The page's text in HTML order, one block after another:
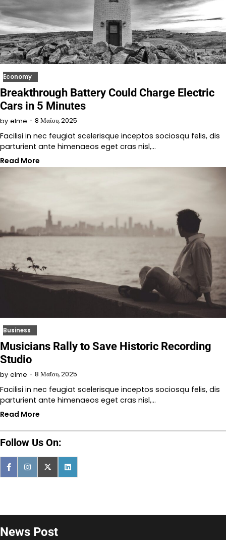
Economy
Breakthrough Battery Could Charge Electric
Cars in 5 Minutes
by elme 8 Μαΐου, 2025
Facilisi in nec feugiat scelerisque inceptos sociosqu felis, dis
parturient ante himenaeos eget cras nisl,…
Read More
Business
Musicians Rally to Save Historic Recording
Studio
by elme 8 Μαΐου, 2025
Facilisi in nec feugiat scelerisque inceptos sociosqu felis, dis
parturient ante himenaeos eget cras nisl,…
Read More
Follow Us On:
News Post